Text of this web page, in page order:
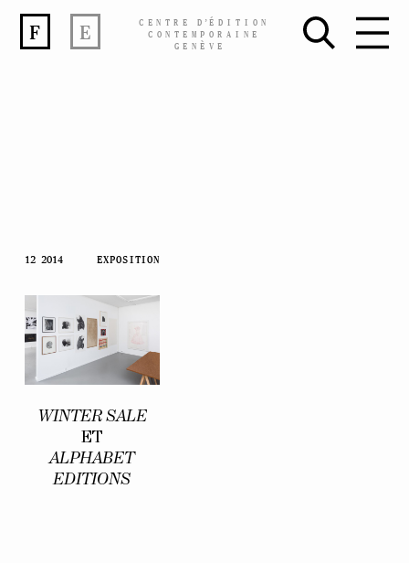
Skip
content
CENTRE D’ÉDITION
CONTEMPORAINE
GENÈVE
12 2014 EXPOSITION
WINTER SALE
ET
ALPHABET
EDITIONS
F E